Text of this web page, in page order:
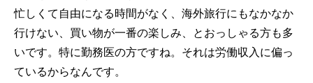
忙しくて自由になる時間がなく、海外旅行にもなかなか
行けない、買い物が一番の楽しみ、とおっしゃる方も多
いです。特に勤務医の方ですね。それは労働収入に偏っ
ているからなんです。